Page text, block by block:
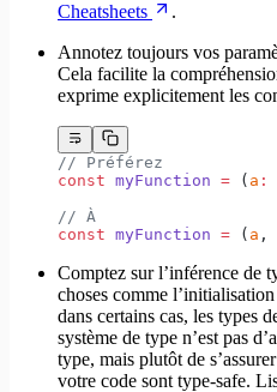
Cheatsheets
.
Annotez toujours vos
Cela facilite la
exprime explicitement les
// Préférez
const myFunction = ( a :
// À
const myFunction = ( a ,
Comptez sur l’inférence de
choses comme
dans certains cas, les types
système de type n’est pas
type, mais plutôt de
votre code sont type-safe.